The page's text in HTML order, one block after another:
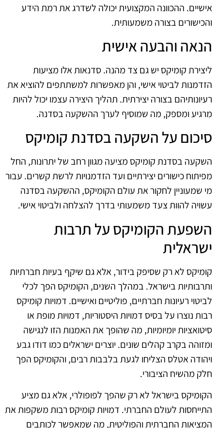
אישיים. ההכוונה המקצועית יכולה לשדרג את רמת הידע
והכישורים בצורה משמעותית.
הנאה והבעה אישית
ליצירת קומיקס יש גם צד מהנה. סדנאות אלו מציעות
הזדמנות לביטוי אישי, והן מאפשרות למשתתפים להוציא את
רעיונותיהם בצורה יצירתית. תהליך היצירה עצמו יכול להיות
מרגיע ומספק, מה שמוסיף לערך ההשקעה בסדנה.
סיכום על השקעה בסדנת קומיקס
השקעה בסדנת קומיקס מציעה מגוון רחב של יתרונות, החל
מפיתוח כישורים יצירתיים ועד הזדמנויות לרשת קשרים. עבור
מי שמעוניין לחקור את עולם הקומיקס, ההשקעה בסדנה
עשויה להוות צעד משמעותי בדרך להצלחה ולביטוי אישי.
השפעת הקומיקס על תרבות
ישראלית
קומיקס לא רק שסיפק בידור, אלא גם שיקף בעיות חברתיות
ותרבותיות בישראל. במהלך השנים, הקומיקס הפך לכלי
לביטוי רעיונות חברתיים, פוליטיים ואישיים. דמויות קומיקס
רבות נוצרו על בסיס דמויות היסטוריות, דמויות מופת או
סיטואציות יומיומיות, מה שהופך את האמנות הזו לנגישה
ומזוהה בקרב קהלים שונים. יוצרים ישראלים כמו דודו גבע
ויהודה אטלס הצליחו לגעת בלבבות רבים, והקומיקס הפך
חלק מהשיח הציבורי.
הקומיקס בישראל לא רק שהפך לפופולרי, אלא גם מציע
התייחסות לעולם החברתי. דמויות קומיקס רבות משקפות את
המציאות החברתית והפוליטית, מה שמאפשר לכותבים